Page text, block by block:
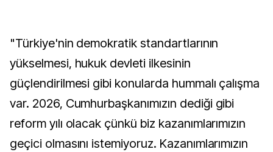
"Türkiye'nin demokratik standartlarının
yükselmesi, hukuk devleti ilkesinin
güçlendirilmesi gibi konularda hummalı çalışma
var. 2026, Cumhurbaşkanımızın dediği gibi
reform yılı olacak çünkü biz kazanımlarımızın
geçici olmasını istemiyoruz. Kazanımlarımızın